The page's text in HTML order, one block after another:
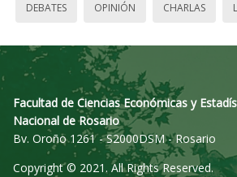
DEBATES OPINIÓN CHARLAS
Facultad de Ciencias Económicas y
Nacional de Rosario
Bv. Oroño 1261 - S2000DSM - Rosario
Copyright © 2021. All Rights Reserved.